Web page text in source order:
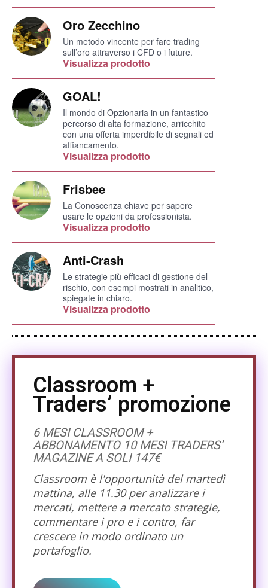
Oro Zecchino
Un metodo vincente per fare trading
sull’oro attraverso i CFD o i future.
Visualizza prodotto
GOAL!
Il mondo di Opzionaria in un fantastico
percorso di alta formazione, arricchito
con una offerta imperdibile di segnali ed
affiancamento.
Visualizza prodotto
Frisbee
La Conoscenza chiave per sapere
usare le opzioni da professionista.
Visualizza prodotto
Anti-Crash
Le strategie più efficaci di gestione del
rischio, con esempi mostrati in analitico,
spiegate in chiaro.
Visualizza prodotto
Classroom +
Traders’ promozione
6 MESI CLASSROOM +
ABBONAMENTO 10 MESI TRADERS’
MAGAZINE A SOLI 147€
Classroom è l'opportunità del martedì
mattina, alle 11.30 per analizzare i
mercati, mettere a mercato strategie,
commentare i pro e i contro, far
crescere in modo ordinato un
portafoglio.